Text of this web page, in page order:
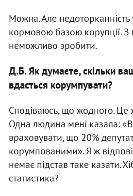
Можна. Але
кормовою базою корупції. З
неможливо зробити.
Д.Б. Як думаєте, скільки
вдасться корумпувати?
Сподіваюсь, що жодного. Це
Одна людина мені казала:
враховувати, що 20%
корумпованими». Я ж
немає підстав таке казати.
статистика?